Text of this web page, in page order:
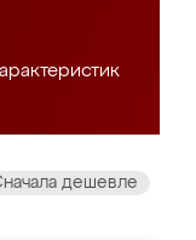
дешевле